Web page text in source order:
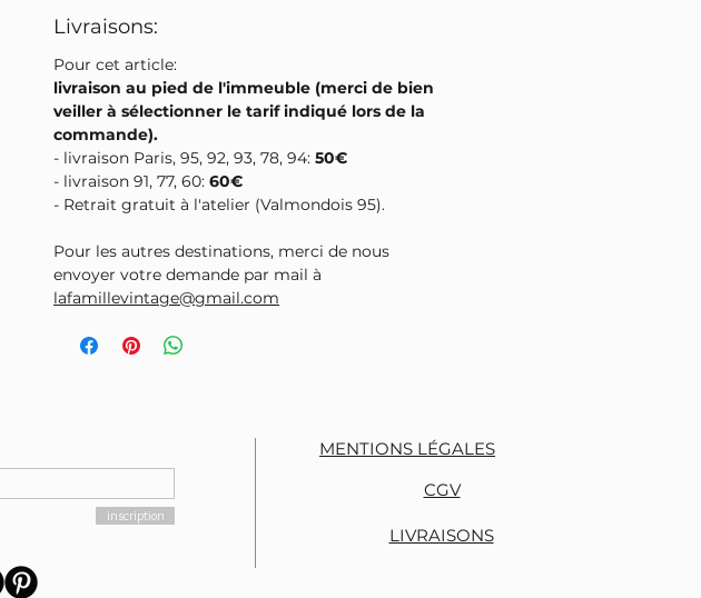
Livraisons:
Pour cet article:
livraison au pied de l'immeuble (merci de bien
veiller à sélectionner le tarif indiqué lors de la
commande).
- livraison Paris, 95, 92, 93, 78, 94: 50€
- livraison 91, 77, 60: 60€
- Retrait gratuit à l'atelier (Valmondois 95).
Pour les autres destinations, merci de nous
envoyer votre demande par mail à
lafamillevintage@gmail.com
inscription
MENTIONS LÉGALES
CGV
LIVRAISONS